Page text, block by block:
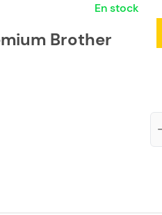
En stock
Brother